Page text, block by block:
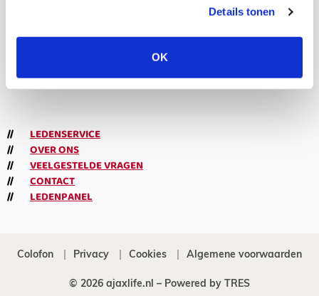
Details tonen
OK
LEDENSERVICE
OVER ONS
VEELGESTELDE VRAGEN
CONTACT
LEDENPANEL
Colofon Privacy Cookies Algemene voorwaarden
© 2026 ajaxlife.nl – Powered by TRES